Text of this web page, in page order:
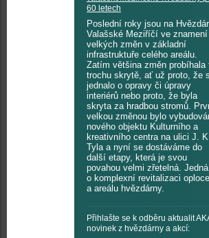
60 letech
Poslední roky jsou na
Valašské Meziříčí ve znamení
velkých změn v základní
infrastruktuře celého areálu.
Zatím většina změn probíhala
trochu skrytě, ať už proto, že
jednalo o opravy či úpravy
interiérů nebo proto, že byla
skryta za hradbou stromů.
velkou změnou bylo
nového objektu Kulturního a
kreativního centra na ulici J. K.
Tyla a nyní se dostáváme do
další etapy, která je svou
povahou velmi zřetelná.
o komplexní revitalizaci
a areálu hvězdárny.
Přihlašte se k odběru aktualit
novinek z hvězdárny a akcí: